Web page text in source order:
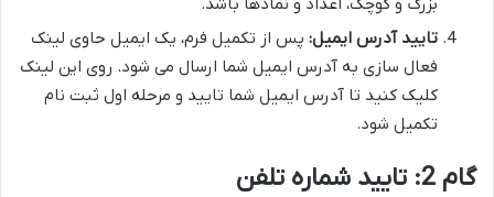
بزرگ و کوچک، اعداد و نمادها باشد.
تایید آدرس ایمیل: پس از تکمیل فرم، یک ایمیل حاوی لینک
فعال سازی به آدرس ایمیل شما ارسال می شود. روی این لینک
کلیک کنید تا آدرس ایمیل شما تایید و مرحله اول ثبت نام
تکمیل شود.
گام 2: تایید شماره تلفن